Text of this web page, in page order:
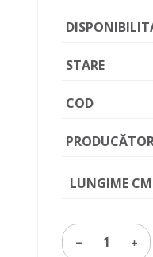
STARE
COD
LUNGIME CM
1